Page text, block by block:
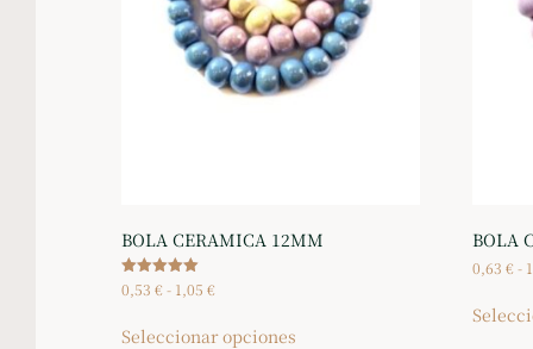
BOLA CERAMICA 12MM
Valorado
con
de 5
0,53 € - 1,05 €
Seleccionar opciones
BOLA
0,63 € -